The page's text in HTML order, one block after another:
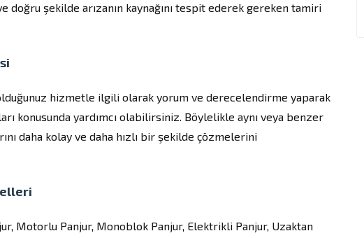
doğru şekilde arızanın kaynağını tespit ederek gereken tamiri
hizmetle ilgili olarak yorum ve derecelendirme yaparak
konusunda yardımcı olabilirsiniz. Böylelikle aynı veya benzer
daha kolay ve daha hızlı bir şekilde çözmelerini
Motorlu Panjur, Monoblok Panjur, Elektrikli Panjur, Uzaktan